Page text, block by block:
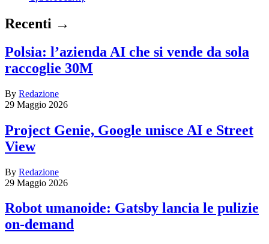
Recenti →
Polsia: l’azienda AI che si vende da sola
raccoglie 30M
By Redazione
29 Maggio 2026
Project Genie, Google unisce AI e Street
View
By Redazione
29 Maggio 2026
Robot umanoide: Gatsby lancia le pulizie
on-demand